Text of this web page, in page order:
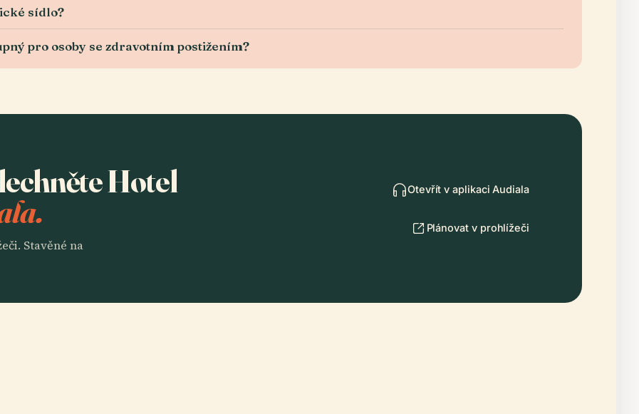
sídlo?
pro osoby se zdravotním postižením?
Hotel
Stavěné na
Otevřít v aplikaci Audiala
Plánovat v prohlížeči